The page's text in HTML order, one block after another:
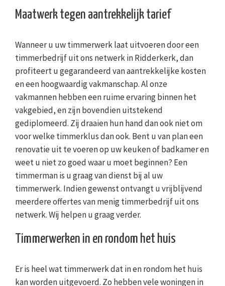
Maatwerk tegen aantrekkelijk tarief
Wanneer u uw timmerwerk laat uitvoeren door een
timmerbedrijf uit ons netwerk in Ridderkerk, dan
profiteert u gegarandeerd van aantrekkelijke kosten
en een hoogwaardig vakmanschap. Al onze
vakmannen hebben een ruime ervaring binnen het
vakgebied, en zijn bovendien uitstekend
gediplomeerd. Zij draaien hun hand dan ook niet om
voor welke timmerklus dan ook. Bent u van plan een
renovatie uit te voeren op uw keuken of badkamer en
weet u niet zo goed waar u moet beginnen? Een
timmerman is u graag van dienst bij al uw
timmerwerk. Indien gewenst ontvangt u vrijblijvend
meerdere offertes van menig timmerbedrijf uit ons
netwerk. Wij helpen u graag verder.
Timmerwerken in en rondom het huis
Er is heel wat timmerwerk dat in en rondom het huis
kan worden uitgevoerd. Zo hebben vele woningen in